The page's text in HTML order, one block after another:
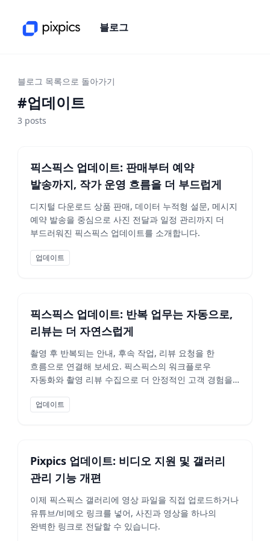
블로그
블로그 목록으로 돌아가기
#업데이트
3 posts
픽스픽스 업데이트: 판매부터 예약
발송까지, 작가 운영 흐름을 더 부드럽게
디지털 다운로드 상품 판매, 데이터 누적형 설문, 메시지
예약 발송을 중심으로 사진 전달과 일정 관리까지 더
부드러워진 픽스픽스 업데이트를 소개합니다.
업데이트
픽스픽스 업데이트: 반복 업무는 자동으로,
리뷰는 더 자연스럽게
촬영 후 반복되는 안내, 후속 작업, 리뷰 요청을 한
흐름으로 연결해 보세요. 픽스픽스의 워크플로우
자동화와 촬영 리뷰 수집으로 더 안정적인 고객 경험을
업데이트
Pixpics 업데이트: 비디오 지원 및 갤러리
관리 기능 개편
이제 픽스픽스 갤러리에 영상 파일을 직접 업로드하거나
유튜브/비메오 링크를 넣어, 사진과 영상을 하나의
완벽한 링크로 전달할 수 있습니다.